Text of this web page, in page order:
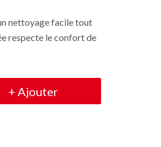
nettoyage facile tout
respecte le confort de
+ Ajouter